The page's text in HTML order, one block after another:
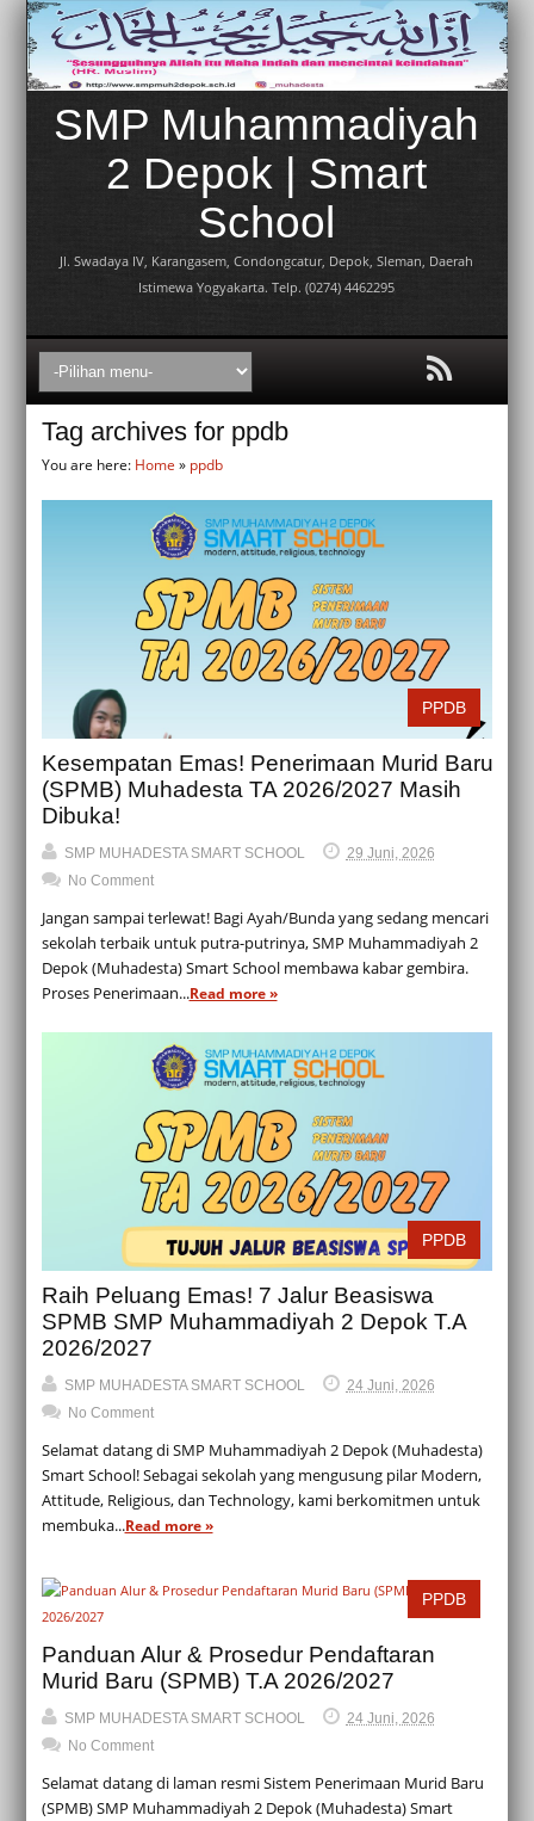
SMP Muhammadiyah
2 Depok | Smart
School
Jl. Swadaya IV, Karangasem, Condongcatur, Depok, Sleman, Daerah
Istimewa Yogyakarta. Telp. (0274) 4462295
Tag archives for ppdb
You are here: Home » ppdb
PPDB
Kesempatan Emas! Penerimaan Murid Baru
(SPMB) Muhadesta TA 2026/2027 Masih
Dibuka!
SMP MUHADESTA SMART SCHOOL
29 Juni, 2026
No Comment
Jangan sampai terlewat! Bagi Ayah/Bunda yang sedang mencari
sekolah terbaik untuk putra-putrinya, SMP Muhammadiyah 2
Depok (Muhadesta) Smart School membawa kabar gembira.
Proses Penerimaan...Read more »
PPDB
Raih Peluang Emas! 7 Jalur Beasiswa
SPMB SMP Muhammadiyah 2 Depok T.A
2026/2027
SMP MUHADESTA SMART SCHOOL
24 Juni, 2026
No Comment
Selamat datang di SMP Muhammadiyah 2 Depok (Muhadesta)
Smart School! Sebagai sekolah yang mengusung pilar Modern,
Attitude, Religious, dan Technology, kami berkomitmen untuk
membuka...Read more »
PPDB
Panduan Alur & Prosedur Pendaftaran
Murid Baru (SPMB) T.A 2026/2027
SMP MUHADESTA SMART SCHOOL
24 Juni, 2026
No Comment
Selamat datang di laman resmi Sistem Penerimaan Murid Baru
(SPMB) SMP Muhammadiyah 2 Depok (Muhadesta) Smart